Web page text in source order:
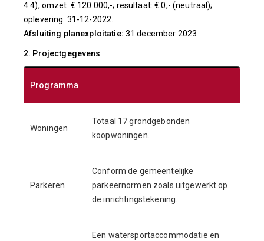
4.4), omzet: € 120.000,-; resultaat: € 0,- (neutraal);
oplevering: 31-12-2022.
Afsluiting planexploitatie: 31 december 2023
2. Projectgegevens
Programma
Woningen
Totaal 17 grondgebonden
koopwoningen.
Parkeren
Conform de gemeentelijke
parkeernormen zoals uitgewerkt op
de inrichtingstekening.
Een watersportaccommodatie en